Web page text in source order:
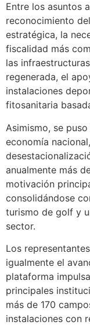
Entre los asuntos
reconocimiento
estratégica, la
fiscalidad más
las
regenerada, el
instalaciones
fitosanitaria
Asimismo, se
economía
anualmente más
motivación
consolidándose
turismo de golf y
sector.
Los
igualmente el
plataforma
principales
más de 170
instalaciones con